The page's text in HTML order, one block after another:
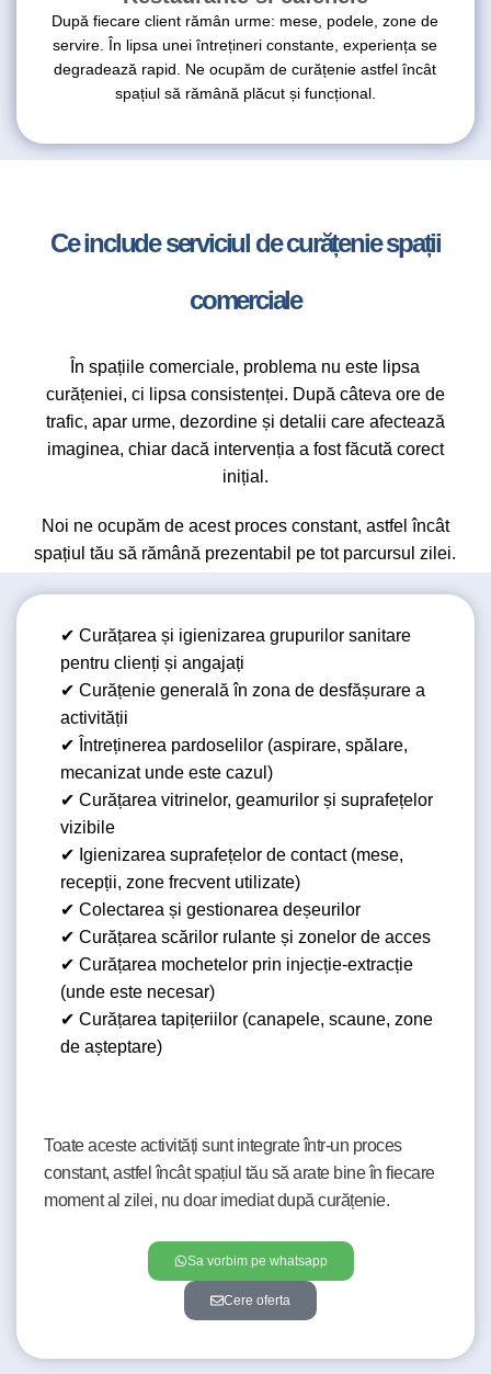
După fiecare client rămân urme: mese, podele, zone de
servire. În lipsa unei întrețineri constante, experiența se
degradează rapid. Ne ocupăm de curățenie astfel încât
spațiul să rămână plăcut și funcțional.
Ce include serviciul de curățenie spații
comerciale
În spațiile comerciale, problema nu este lipsa
curățeniei, ci lipsa consistenței. După câteva ore de
trafic, apar urme, dezordine și detalii care afectează
imaginea, chiar dacă intervenția a fost făcută corect
inițial.
Noi ne ocupăm de acest proces constant, astfel încât
spațiul tău să rămână prezentabil pe tot parcursul zilei.
✔ Curățarea și igienizarea grupurilor sanitare
pentru clienți și angajați
✔ Curățenie generală în zona de desfășurare a
activității
✔ Întreținerea pardoselilor (aspirare, spălare,
mecanizat unde este cazul)
✔ Curățarea vitrinelor, geamurilor și suprafețelor
vizibile
✔ Igienizarea suprafețelor de contact (mese,
recepții, zone frecvent utilizate)
✔ Colectarea și gestionarea deșeurilor
✔ Curățarea scărilor rulante și zonelor de acces
✔ Curățarea mochetelor prin injecție-extracție
(unde este necesar)
✔ Curățarea tapițeriilor (canapele, scaune, zone
de așteptare)
Toate aceste activități sunt integrate într-un proces
constant, astfel încât spațiul tău să arate bine în fiecare
moment al zilei, nu doar imediat după curățenie.
Sa vorbim pe whatsapp
Cere oferta